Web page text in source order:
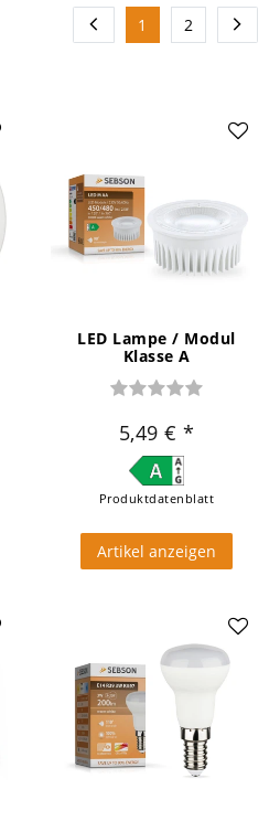
1 2
LED Lampe / Modul
Klasse A
5,49 €
Produktdatenblatt
Artikel anzeigen